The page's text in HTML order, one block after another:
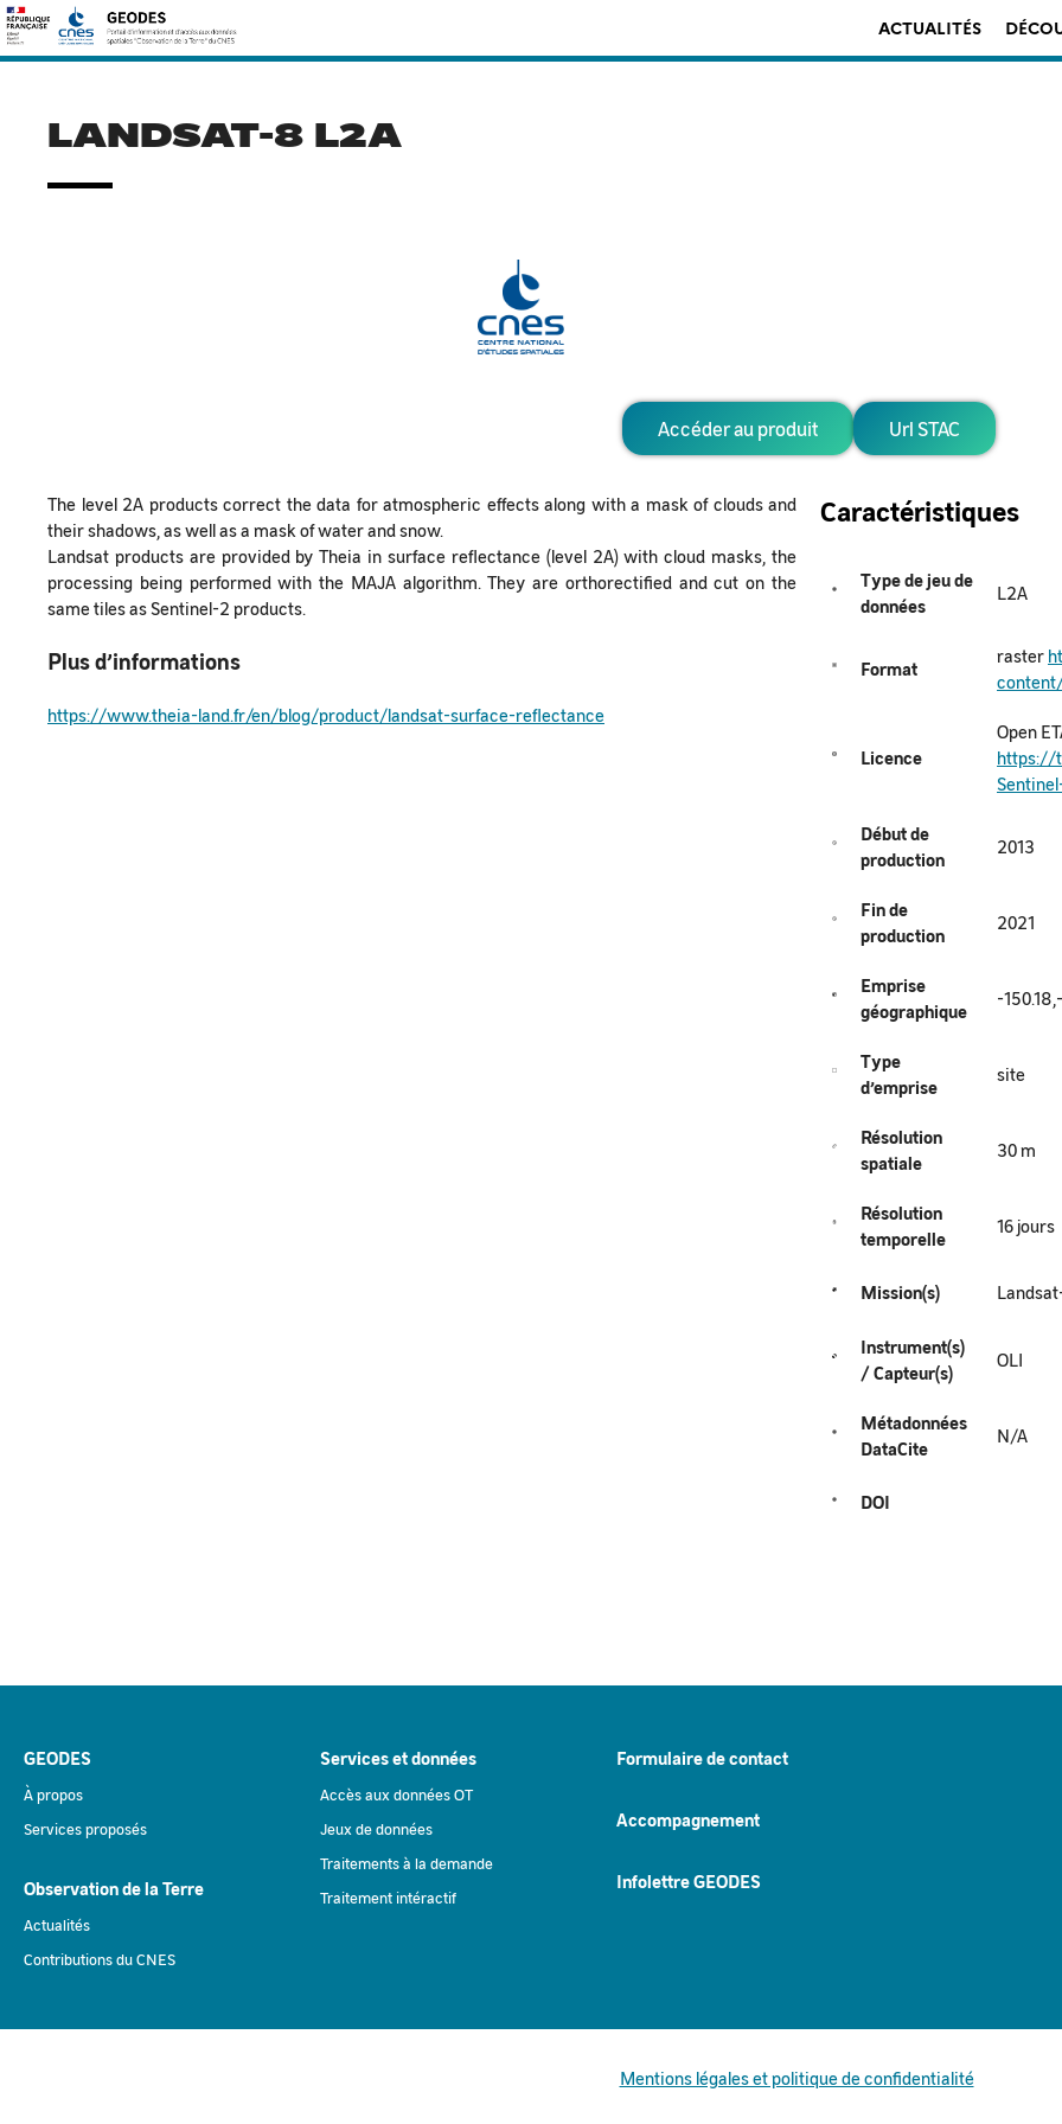
Skip
to
content
ACTUALITÉS
LANDSAT-8 L2A
Accéder au produit Url STAC
The level 2A products correct the data for atmospheric effects along with a mask of clouds and
their shadows, as well as a mask of water and snow.
Landsat products are provided by Theia in surface reflectance (level 2A) with cloud masks, the
processing being performed with the MAJA algorithm. They are orthorectified and cut on the
same tiles as Sentinel-2 products.
Plus d’informations
https://www.theia-land.fr/en/blog/product/landsat-surface-reflectance
Caractéristiques
Type de jeu de
données
L2A
Format
raster
Licence
Open
https://
Début de
production
2013
Fin de
production
2021
Emprise
géographique
-
Type
d’emprise
site
Résolution
spatiale
30 m
Résolution
temporelle
16 jours
Mission(s)
Instrument(s)
/ Capteur(s)
OLI
Métadonnées
DataCite
N/A
DOI
GEODES
À propos
Services proposés
Observation de la Terre
Actualités
Contributions du CNES
Services et données
Accès aux données OT
Jeux de données
Traitements à la demande
Traitement intéractif
Formulaire de contact
Accompagnement
Infolettre GEODES
Mentions légales et politique de confidentialité